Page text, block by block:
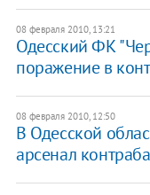
08 февраля 2010, 13:21
Одесский ФК
поражение в
08 февраля 2010, 12:50
В Одесской
арсенал